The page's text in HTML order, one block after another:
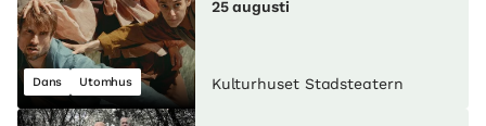
Dans Utomhus
25 augusti
Kulturhuset Stadsteatern